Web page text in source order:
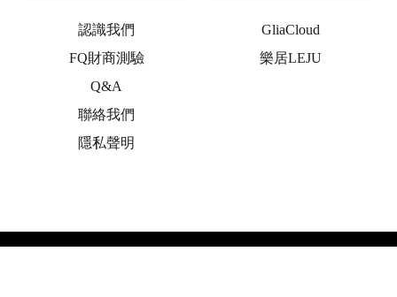
認識我們
FQ財商測驗
Q&A
聯絡我們
隱私聲明
GliaCloud
樂居LEJU